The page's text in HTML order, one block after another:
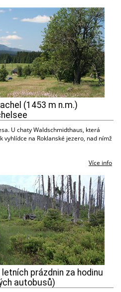
(1453 m n.m.)
U chaty Waldschmidthaus, která
vyhlídce na Roklanské jezero, nad nímž
Více info
prázdnin za hodinu
autobusů)